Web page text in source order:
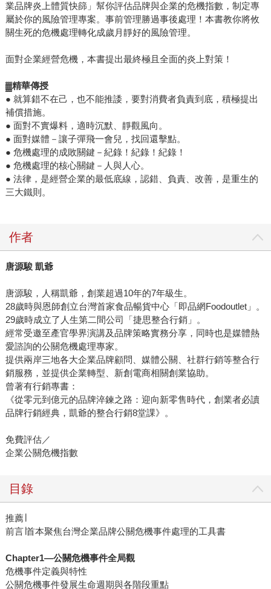
業品牌炎上體質快篩」幫你評估品牌與企業的危機指數，制定專
屬於你的風險管理專案。事前管理勝過事後處理！本書教你將攸
關生死的危機處理轉化成歲月靜好的風險管理。
面對企業經營危機，本書提出最終極且全面的炎上對策！
▓精華傳授
● 就算錯不在己，也不能推諉，要對消費者負責到底，積極提出
補償措施。
● 面對不實爆料，適時沉默、靜觀風向。
● 面對媒體－讓子彈飛一會兒，找回還擊點。
● 危機處理的成敗關鍵－紀錄！紀錄！紀錄！
● 危機處理的核心關鍵－人與人心。
● 法律，是經營企業的最低底線，認錯、負責、改善，是重生的
三大鐵則。
作者
唐源駿 凱爺
唐源駿，人稱凱爺，創業超過10年的7年級生。
28歲時與恩師創立台灣首家食品暢貨中心「即品網Foodoutlet」。
29歲時成立了人生第二間公司「捷思整合行銷」。
經常受邀至產官學界演講及品牌策略實務分享，同時也是媒體熱
愛諮詢的公關危機處理專家。
提供兩岸三地各大企業品牌顧問、媒體公關、社群行銷等整合行
銷服務，並提供企業轉型、新創電商相關創業協助。
曾著有行銷專書：
《從零元到億元的品牌淬鍊之路：迎向新零售時代，創業者必讀
品牌行銷經典，凱爺的整合行銷8堂課》。
免費評估／
企業公關危機指數
目錄
推薦∣
前言∣首本聚焦台灣企業品牌公關危機事件處理的工具書
Chapter1—公關危機事件全局觀
危機事件定義與特性
公關危機事件發展生命週期與各階段重點